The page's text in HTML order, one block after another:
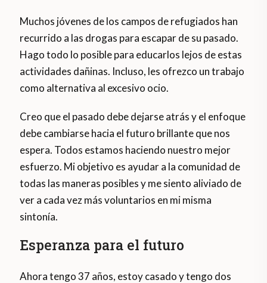
Muchos jóvenes de los campos de refugiados han
recurrido a las drogas para escapar de su pasado.
Hago todo lo posible para educarlos lejos de estas
actividades dañinas. Incluso, les ofrezco un trabajo
como alternativa al excesivo ocio.
Creo que el pasado debe dejarse atrás y el enfoque
debe cambiarse hacia el futuro brillante que nos
espera. Todos estamos haciendo nuestro mejor
esfuerzo. Mi objetivo es ayudar a la comunidad de
todas las maneras posibles y me siento aliviado de
ver a cada vez más voluntarios en mi misma
sintonía.
Esperanza para el futuro
Ahora tengo 37 años, estoy casado y tengo dos